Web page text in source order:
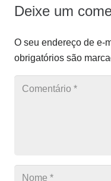
Deixe um
O seu endereço de e-
obrigatórios são